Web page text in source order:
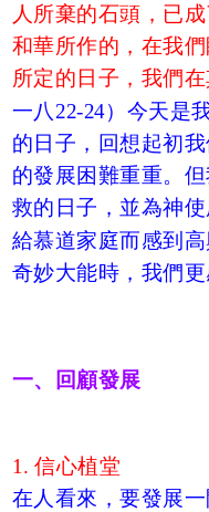
人所棄的石頭，已
和華所作的，在我
所定的日子，我們在
一八22-24）今天是
的日子，回想起初
的發展困難重重。
救的日子，並為神
給慕道家庭而感到
奇妙大能時，我們
一、回顧發展
1. 信心植堂
在人看來，要發展